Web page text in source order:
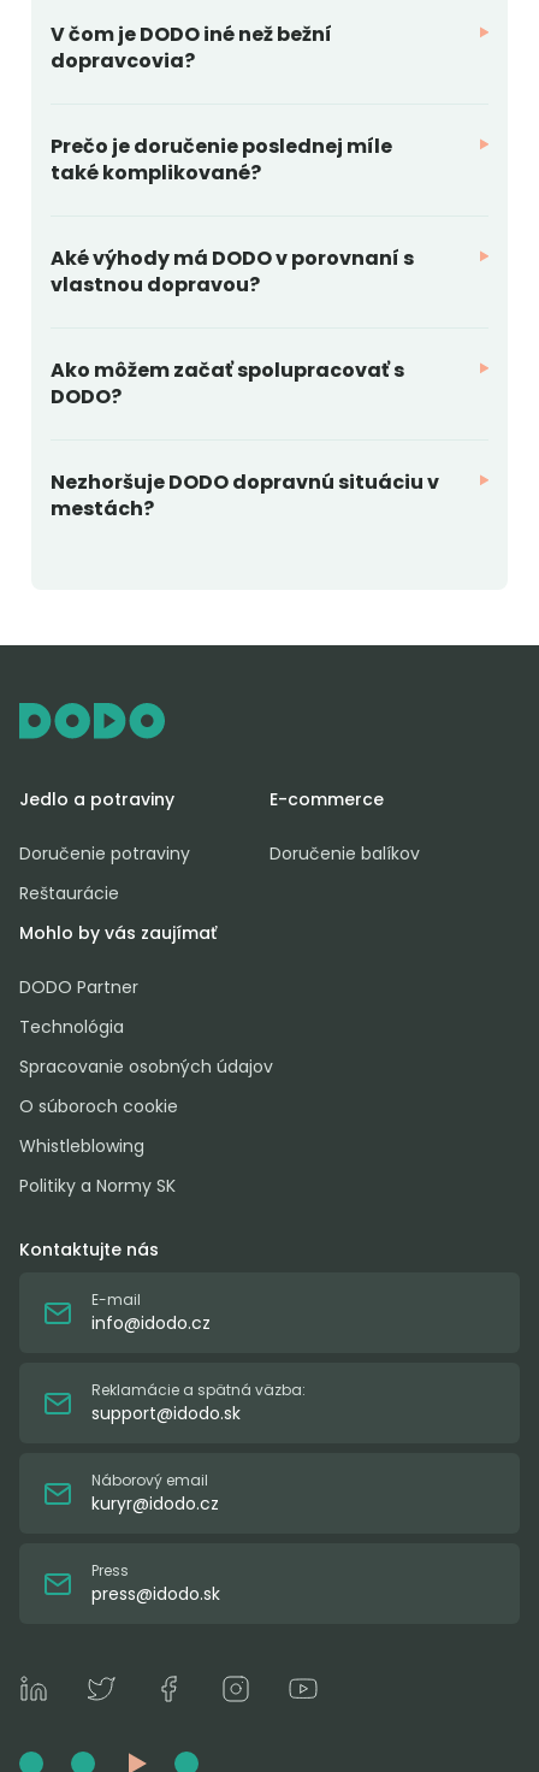
V čom je DODO iné než bežní
dopravcovia?
Prečo je doručenie poslednej míle
také komplikované?
Aké výhody má DODO v porovnaní s
vlastnou dopravou?
Ako môžem začať spolupracovať s
DODO?
Nezhoršuje DODO dopravnú situáciu v
mestách?
Jedlo a potraviny
Doručenie potraviny
Reštaurácie
E-commerce
Doručenie balíkov
Mohlo by vás zaujímať
DODO Partner
Technológia
Spracovanie osobných údajov
O súboroch cookie
Whistleblowing
Politiky a Normy SK
Kontaktujte nás
E-mail
info@idodo.cz
Reklamácie a spätná väzba:
support@idodo.sk
Náborový email
kuryr@idodo.cz
Press
press@idodo.sk